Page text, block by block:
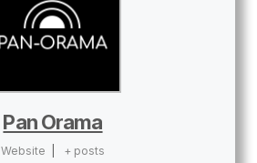
Pan Orama
Website + posts